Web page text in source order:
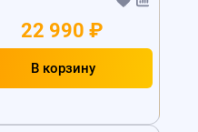
22 990 ₽
В корзину